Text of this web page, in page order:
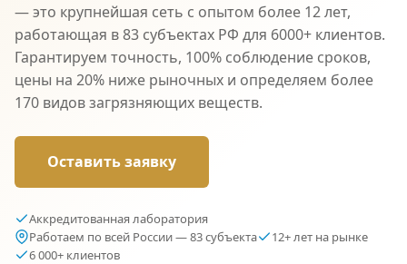
— это крупнейшая сеть с опытом более 12 лет,
работающая в 83 субъектах РФ для 6000+ клиентов.
Гарантируем точность, 100% соблюдение сроков,
цены на 20% ниже рыночных и определяем более
170 видов загрязняющих веществ.
Оставить заявку
Аккредитованная лаборатория
Работаем по всей России — 83 субъекта
12+ лет на рынке
6 000+ клиентов